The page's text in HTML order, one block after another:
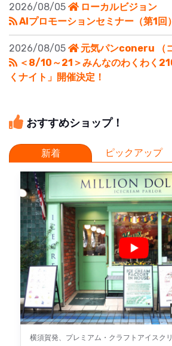
2026/08/05
ローカルビジョン
AIプロモーションセミナー（第1回）
2026/08/05
元気パンconeru （
＜8/10～21＞みんなのわくわく
くナイト」開催決定！
おすすめショップ！
新着 ピックアップ
横須賀発、プレミアム・クラフトアイスク